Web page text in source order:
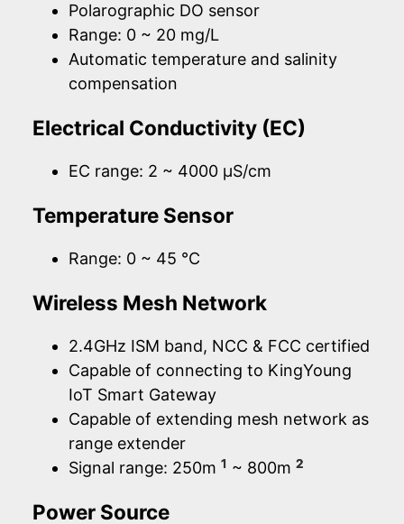
Polarographic DO sensor
Range: 0 ~ 20 mg/L
Automatic temperature and salinity
compensation
Electrical Conductivity (EC)
EC range: 2 ~ 4000 µS/cm
Temperature Sensor
Range: 0 ~ 45 °C
Wireless Mesh Network
2.4GHz ISM band, NCC & FCC certified
Capable of connecting to KingYoung
IoT Smart Gateway
Capable of extending mesh network as
range extender
Signal range: 250m 1 ~ 800m 2
Power Source